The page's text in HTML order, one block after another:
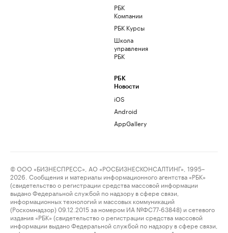
РБК
Компании
РБК Курсы
Школа
управления
РБК
РБК
Новости
iOS
Android
AppGallery
© ООО «БИЗНЕСПРЕСС», АО «РОСБИЗНЕСКОНСАЛТИНГ», 1995–
2026. Сообщения и материалы информационного агентства «РБК»
(свидетельство о регистрации средства массовой информации
выдано Федеральной службой по надзору в сфере связи,
информационных технологий и массовых коммуникаций
(Роскомнадзор) 09.12.2015 за номером ИА №ФС77-63848) и сетевого
издания «РБК» (свидетельство о регистрации средства массовой
информации выдано Федеральной службой по надзору в сфере связи,